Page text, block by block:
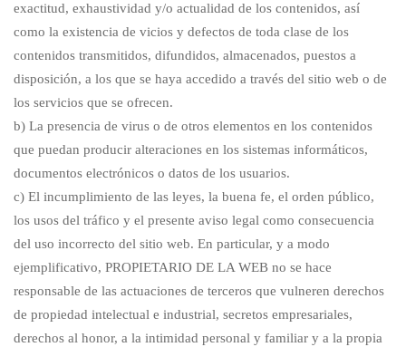
exactitud, exhaustividad y/o actualidad de los contenidos, así
como la existencia de vicios y defectos de toda clase de los
contenidos transmitidos, difundidos, almacenados, puestos a
disposición, a los que se haya accedido a través del sitio web o de
los servicios que se ofrecen.
b) La presencia de virus o de otros elementos en los contenidos
que puedan producir alteraciones en los sistemas informáticos,
documentos electrónicos o datos de los usuarios.
c) El incumplimiento de las leyes, la buena fe, el orden público,
los usos del tráfico y el presente aviso legal como consecuencia
del uso incorrecto del sitio web. En particular, y a modo
ejemplificativo, PROPIETARIO DE LA WEB no se hace
responsable de las actuaciones de terceros que vulneren derechos
de propiedad intelectual e industrial, secretos empresariales,
derechos al honor, a la intimidad personal y familiar y a la propia